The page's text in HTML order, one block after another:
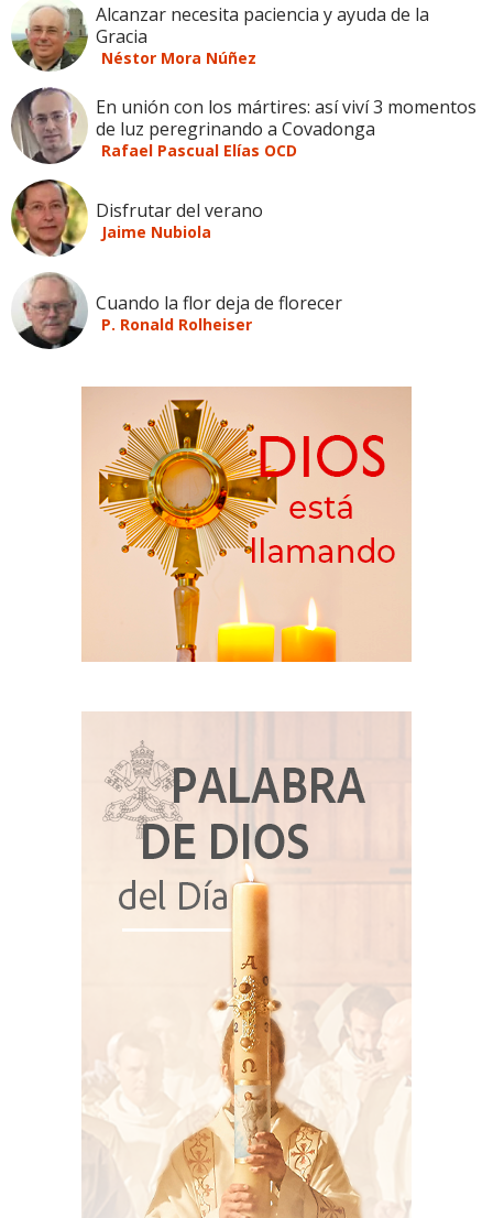
Alcanzar necesita paciencia y ayuda de la
Gracia
Néstor Mora Núñez
En unión con los mártires: así viví 3 momentos
de luz peregrinando a Covadonga
Rafael Pascual Elías OCD
Disfrutar del verano
Jaime Nubiola
Cuando la flor deja de florecer
P. Ronald Rolheiser